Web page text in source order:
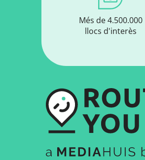
Més de 4.500.000
llocs d'interès